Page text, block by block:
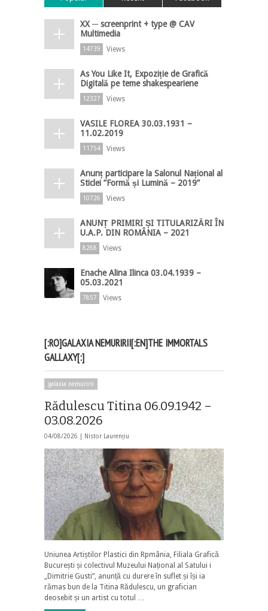
XX ─ screenprint + type @ CAV
Multimedia
14739 Views
As You Like It, Expoziție de Grafică
Digitală pe teme shakespeariene
12327 Views
VASILE FLOREA 30.03.1931 –
11.02.2019
11754 Views
Anunț participare la Salonul Național al
Sticlei ”Formă și Lumină – 2019”
10726 Views
ANUNȚ PRIMIRI ȘI TITULARIZĂRI ÎN
U.A.P. DIN ROMÂNIA – 2021
8268 Views
Enache Alina Ilinca 03.04.1939 –
05.03.2021
7857 Views
[:RO]GALAXIA NEMURIRII[:EN]THE IMMORTALS
GALLAXY[:]
galaxia nemuririi
Rădulescu Titina 06.09.1942 –
03.08.2026
04/08/2026 | Nistor Laurențiu
Uniunea Artiștilor Plastici din Rpmânia, Filiala Grafică
București și colectivul Muzeului Național al Satului i
„Dimitrie Gusti”, anunță cu durere în suflet și își ia
rămas bun de la Titina Rădulescu, un grafician
deosebit și un artist cu totul …